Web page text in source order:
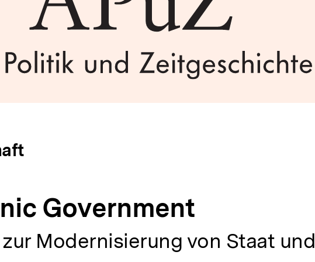
Government
Modernisierung von Staat und